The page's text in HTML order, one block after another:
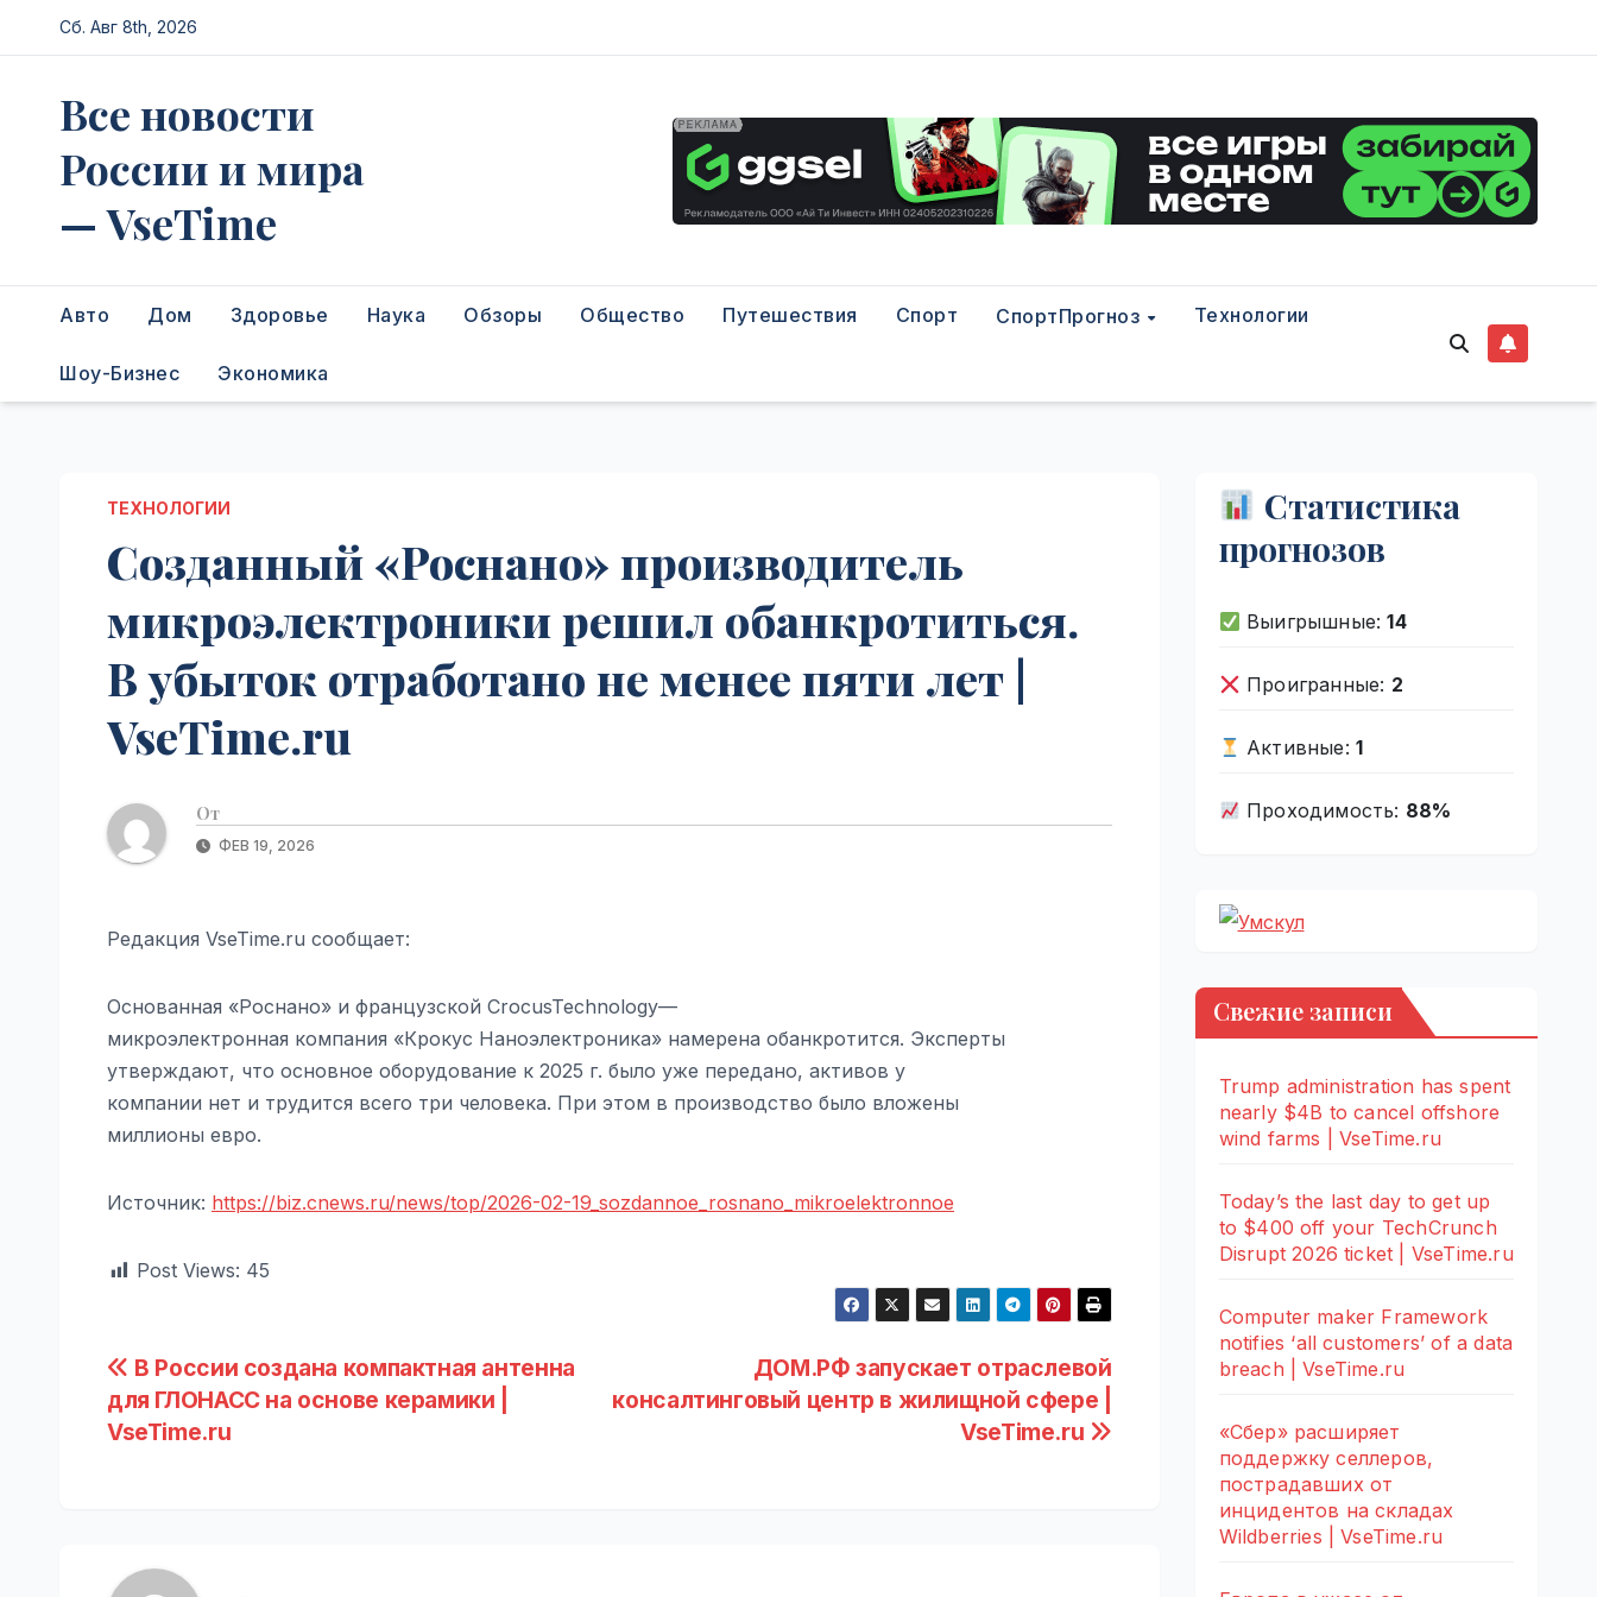
Перейти
к
Сб. Авг 8th, 2026
Все новости
России и мира
— VseTime
Авто Дом Здоровье Наука Обзоры Общество Путешествия Спорт СпортПрогноз Технологии
Шоу-Бизнес Экономика
ТЕХНОЛОГИИ
Созданный «Роснано» производитель
микроэлектроники решил обанкротиться.
В убыток отработано не менее пяти лет |
VseTime.ru
От
ФЕВ 19, 2026
Редакция VseTime.ru сообщает:
Основанная «Роснано» и французской CrocusTechnology—
микроэлектронная компания «Крокус Наноэлектроника» намерена обанкротится. Эксперты
утверждают, что основное оборудование к 2025 г. было уже передано, активов у
компании нет и трудится всего три человека. При этом в производство было вложены
миллионы евро.
Источник: https://biz.cnews.ru/news/top/2026-02-19_sozdannoe_rosnano_mikroelektronnoe
Post Views: 45
Навигация
по
ДОМ.РФ запускает отраслевой
консалтинговый центр в жилищной сфере |
VseTime.ru
В России создана компактная антенна
для ГЛОНАСС на основе керамики |
VseTime.ru
Статистика
прогнозов
Выигрышные:14
Проигранные: 2
Активные: 1
Проходимость: 88%
Свежие записи
Trump administration has spent
nearly $4B to cancel offshore
wind farms | VseTime.ru
Today’s the last day to get up
to $400 off your TechCrunch
Disrupt 2026 ticket | VseTime.ru
Computer maker Framework
notifies ‘all customers’ of a data
breach | VseTime.ru
«Сбер» расширяет
поддержку селлеров,
пострадавших от
инцидентов на складах
Wildberries | VseTime.ru